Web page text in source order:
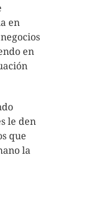
en
en
le den
que
la